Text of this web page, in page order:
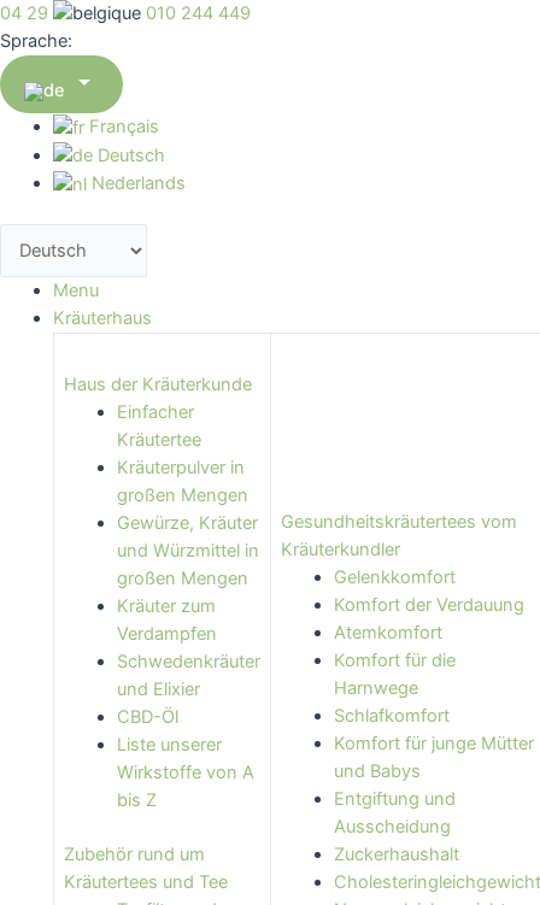
04 29
010 244 449
Sprache:

Français
Deutsch
Nederlands
Menu
Kräuterhaus
Haus der Kräuterkunde
Einfacher
Kräutertee
Kräuterpulver in
großen Mengen
Gewürze, Kräuter
und Würzmittel in
großen Mengen
Kräuter zum
Verdampfen
Schwedenkräuter
und Elixier
CBD-Öl
Liste unserer
Wirkstoffe von A
bis Z
Zubehör rund um
Kräutertees und Tee
Gesundheitskräutertees vom
Kräuterkundler
Gelenkkomfort
Komfort der Verdauung
Atemkomfort
Komfort für die
Harnwege
Schlafkomfort
Komfort für junge Mütter
und Babys
Entgiftung und
Ausscheidung
Zuckerhaushalt
Cholesteringleichgewicht